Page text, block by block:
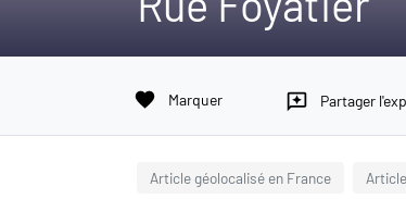
favorite Marquer reviews Partager
Article géolocalisé en France